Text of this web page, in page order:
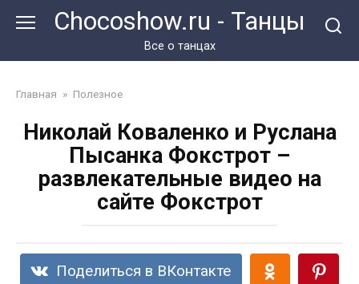
Chocoshow.ru - Танцы
Все о танцах
Главная » Полезное
Николай Коваленко и Руслана
Пысанка Фокстрот –
развлекательные видео на
сайте Фокстрот
Поделиться в ВКонтакте